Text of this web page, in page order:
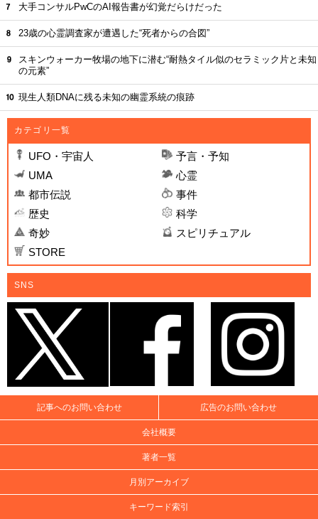
大手コンサルPwCのAI報告書が幻覚だらけだった
23歳の心霊調査家が遭遇した“死者からの合図”
スキンウォーカー牧場の地下に潜む“耐熱タイル似のセラミック片と未知
の元素”
現生人類DNAに残る未知の幽霊系統の痕跡
カテゴリ一覧
UFO・宇宙人
予言・予知
UMA
心霊
都市伝説
事件
歴史
科学
奇妙
スピリチュアル
STORE
SNS
記事へのお問い合わせ 広告のお問い合わせ
会社概要
著者一覧
月別アーカイブ
キーワード索引